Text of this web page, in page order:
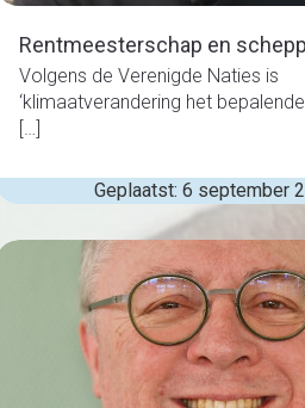
Rentmeesterschap en
Volgens de Verenigde Naties is
‘klimaatverandering het
[…]
Geplaatst: 6 september